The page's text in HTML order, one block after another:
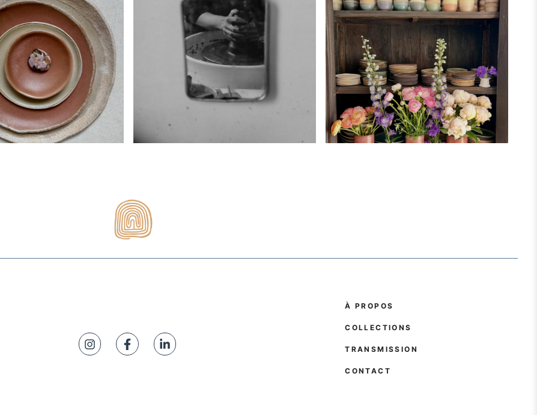
À PROPOS
COLLECTIONS
TRANSMISSION
CONTACT